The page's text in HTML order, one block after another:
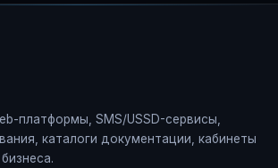
платформы, SMS/USSD-сервисы,
каталоги документации, кабинеты